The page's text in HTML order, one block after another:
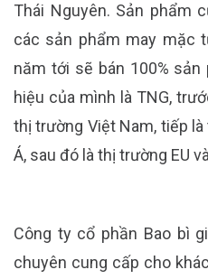
Thái Nguyên. Sản phẩm
các sản phẩm may mặc
năm tới sẽ bán 100%
hiệu của mình là TNG,
thị trường Việt Nam, tiếp
Á, sau đó là thị trường EU
Công ty cổ phần Bao bì
chuyên cung cấp cho